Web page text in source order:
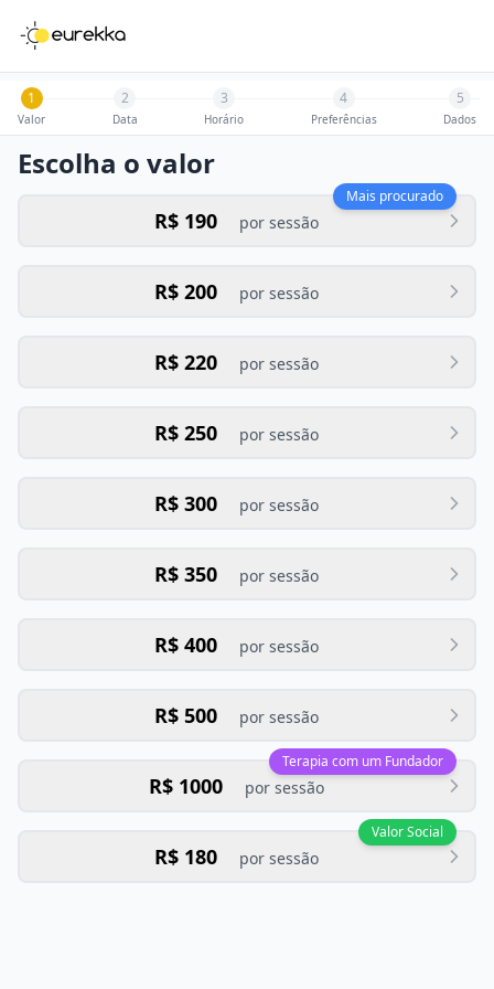
1
Valor
2
Data
3
Horário
4
Preferências
5
Dados
Escolha o valor
R$ 190 por sessão
Mais procurado
R$ 200 por sessão
R$ 220 por sessão
R$ 250 por sessão
R$ 300 por sessão
R$ 350 por sessão
R$ 400 por sessão
R$ 500 por sessão
R$ 1000 por sessão
Terapia com um Fundador
R$ 180 por sessão
Valor Social